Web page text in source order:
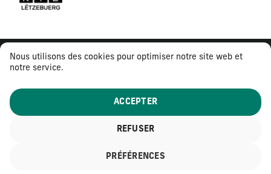
Nous utilisons des cookies pour optimiser notre site web et
notre service.
ACCEPTER
REFUSER
PRÉFÉRENCES